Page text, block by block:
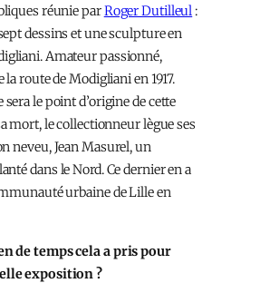
réunie parRoger Dutilleul :
dessins et une sculpture en
Amateur passionné,
route de Modigliani en 1917.
le point d’origine de cette
mort, le collectionneur lègue ses
neveu, Jean Masurel, un
dans le Nord. Ce dernier en a
urbaine de Lille en
de temps cela a pris pour
exposition ?